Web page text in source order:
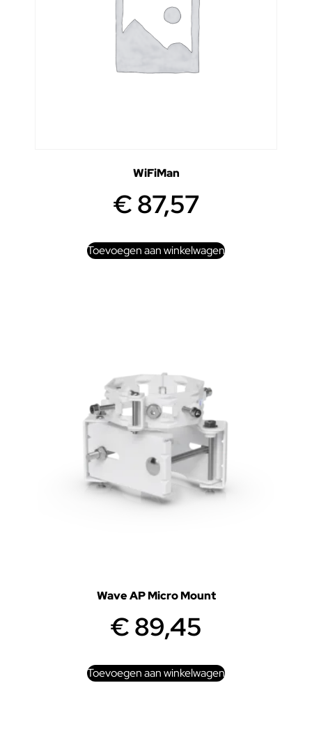
WiFiMan
€87,57
Toevoegen aan winkelwagen
Wave AP Micro Mount
€89,45
Toevoegen aan winkelwagen